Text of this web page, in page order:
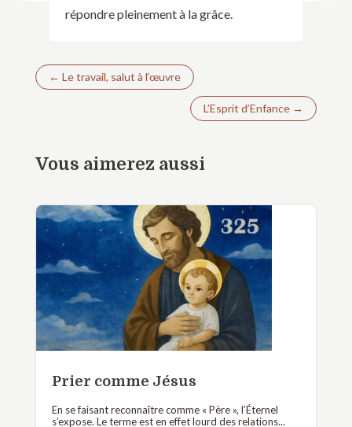
répondre pleinement à la grâce.
← Le travail, salut à l’œuvre
L’Esprit d’Enfance →
Vous aimerez aussi
Prier comme Jésus
En se faisant reconnaître comme « Père », l’Éternel
s’expose. Le terme est en effet lourd des relations...